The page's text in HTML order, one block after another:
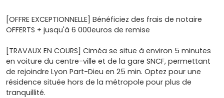
[OFFRE EXCEPTIONNELLE] Bénéficiez des frais de notaire
OFFERTS + jusqu'à 6 000euros de remise
[TRAVAUX EN COURS] Ciméa se situe à environ 5 minutes
en voiture du centre-ville et de la gare SNCF, permettant
de rejoindre Lyon Part-Dieu en 25 min. Optez pour une
résidence située hors de la métropole pour plus de
tranquillité.